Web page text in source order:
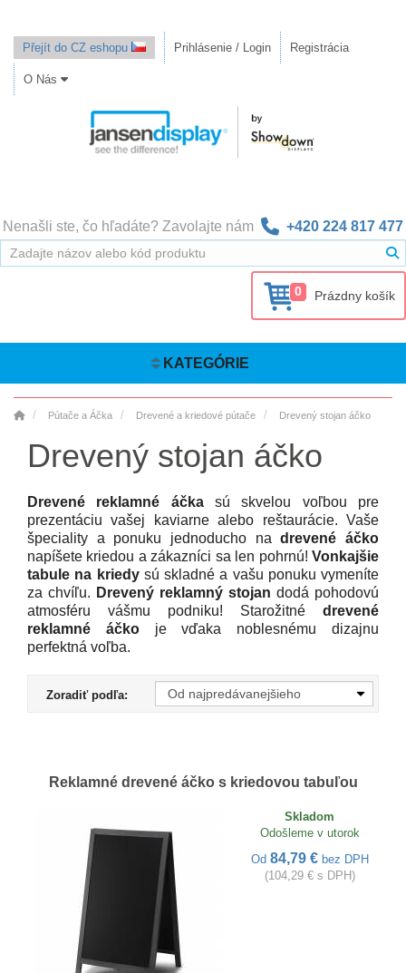
Přejít do CZ eshopu Prihlásenie / Login Registrácia
O Nás
Nenašli ste, čo hľadáte? Zavolajte nám +420 224 817 477
0 Prázdny košík
KATEGÓRIE
Pútače a Áčka Drevené a kriedové pútače Drevený stojan áčko
Drevený stojan áčko
Drevené reklamné áčkasú skvelou voľbou pre
prezentáciu vašej kaviarne alebo reštaurácie. Vaše
špeciality a ponuku jednoducho nadrevené áčko
napíšete kriedou a zákazníci sa len pohrnú! Vonkajšie
tabule na kriedysú skladné a vašu ponuku vymeníte
za chvíľu. Drevený reklamný stojan dodá pohodovú
atmosféru vášmu podniku! Starožitné drevené
reklamné áčkoje vďaka noblesnému dizajnu
perfektná voľba.
Zoradiť podľa:
Reklamné drevené áčko s kriedovou tabuľou
Skladom
Odošleme v utorok
Od 84,79 € bez DPH
(104,29 € s DPH)